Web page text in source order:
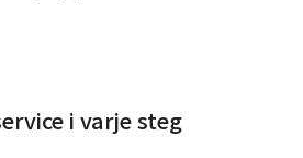
i varje steg